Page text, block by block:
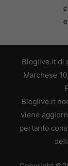
Bloglive.it di
Marchese
Bloglive.it
viene
pertanto